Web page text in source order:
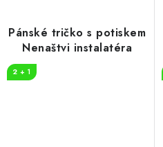
Pánské tričko s potiskem
Nenaštvi instalatéra
2 + 1